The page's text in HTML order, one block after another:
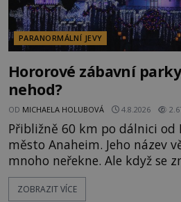
PARANORMÁLNÍ JEVY
Hororové zábavní
nehod?
OD MICHAELA HOLUBOVÁ 4.8.2026
Přibližně 60 km po dálnici od
město Anaheim. Jeho název
mnoho neřekne. Ale když se
Disneyland, je hned jasno. Zábavní park vyroste na
poklidném místě bývalého
ZOBRAZIT VÍCE